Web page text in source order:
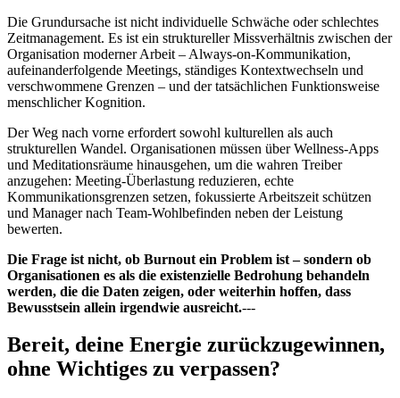
Die Grundursache ist nicht individuelle Schwäche oder schlechtes
Zeitmanagement. Es ist ein struktureller Missverhältnis zwischen der
Organisation moderner Arbeit – Always-on-Kommunikation,
aufeinanderfolgende Meetings, ständiges Kontextwechseln und
verschwommene Grenzen – und der tatsächlichen Funktionsweise
menschlicher Kognition.
Der Weg nach vorne erfordert sowohl kulturellen als auch
strukturellen Wandel. Organisationen müssen über Wellness-Apps
und Meditationsräume hinausgehen, um die wahren Treiber
anzugehen: Meeting-Überlastung reduzieren, echte
Kommunikationsgrenzen setzen, fokussierte Arbeitszeit schützen
und Manager nach Team-Wohlbefinden neben der Leistung
bewerten.
Die Frage ist nicht, ob Burnout ein Problem ist – sondern ob
Organisationen es als die existenzielle Bedrohung behandeln
werden, die die Daten zeigen, oder weiterhin hoffen, dass
Bewusstsein allein irgendwie ausreicht.---
Bereit, deine Energie zurückzugewinnen,
ohne Wichtiges zu verpassen?